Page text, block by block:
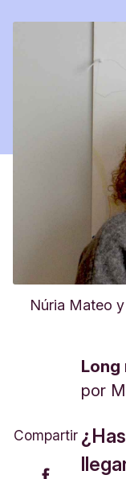
Núria Mateo
Long
por
Compartir